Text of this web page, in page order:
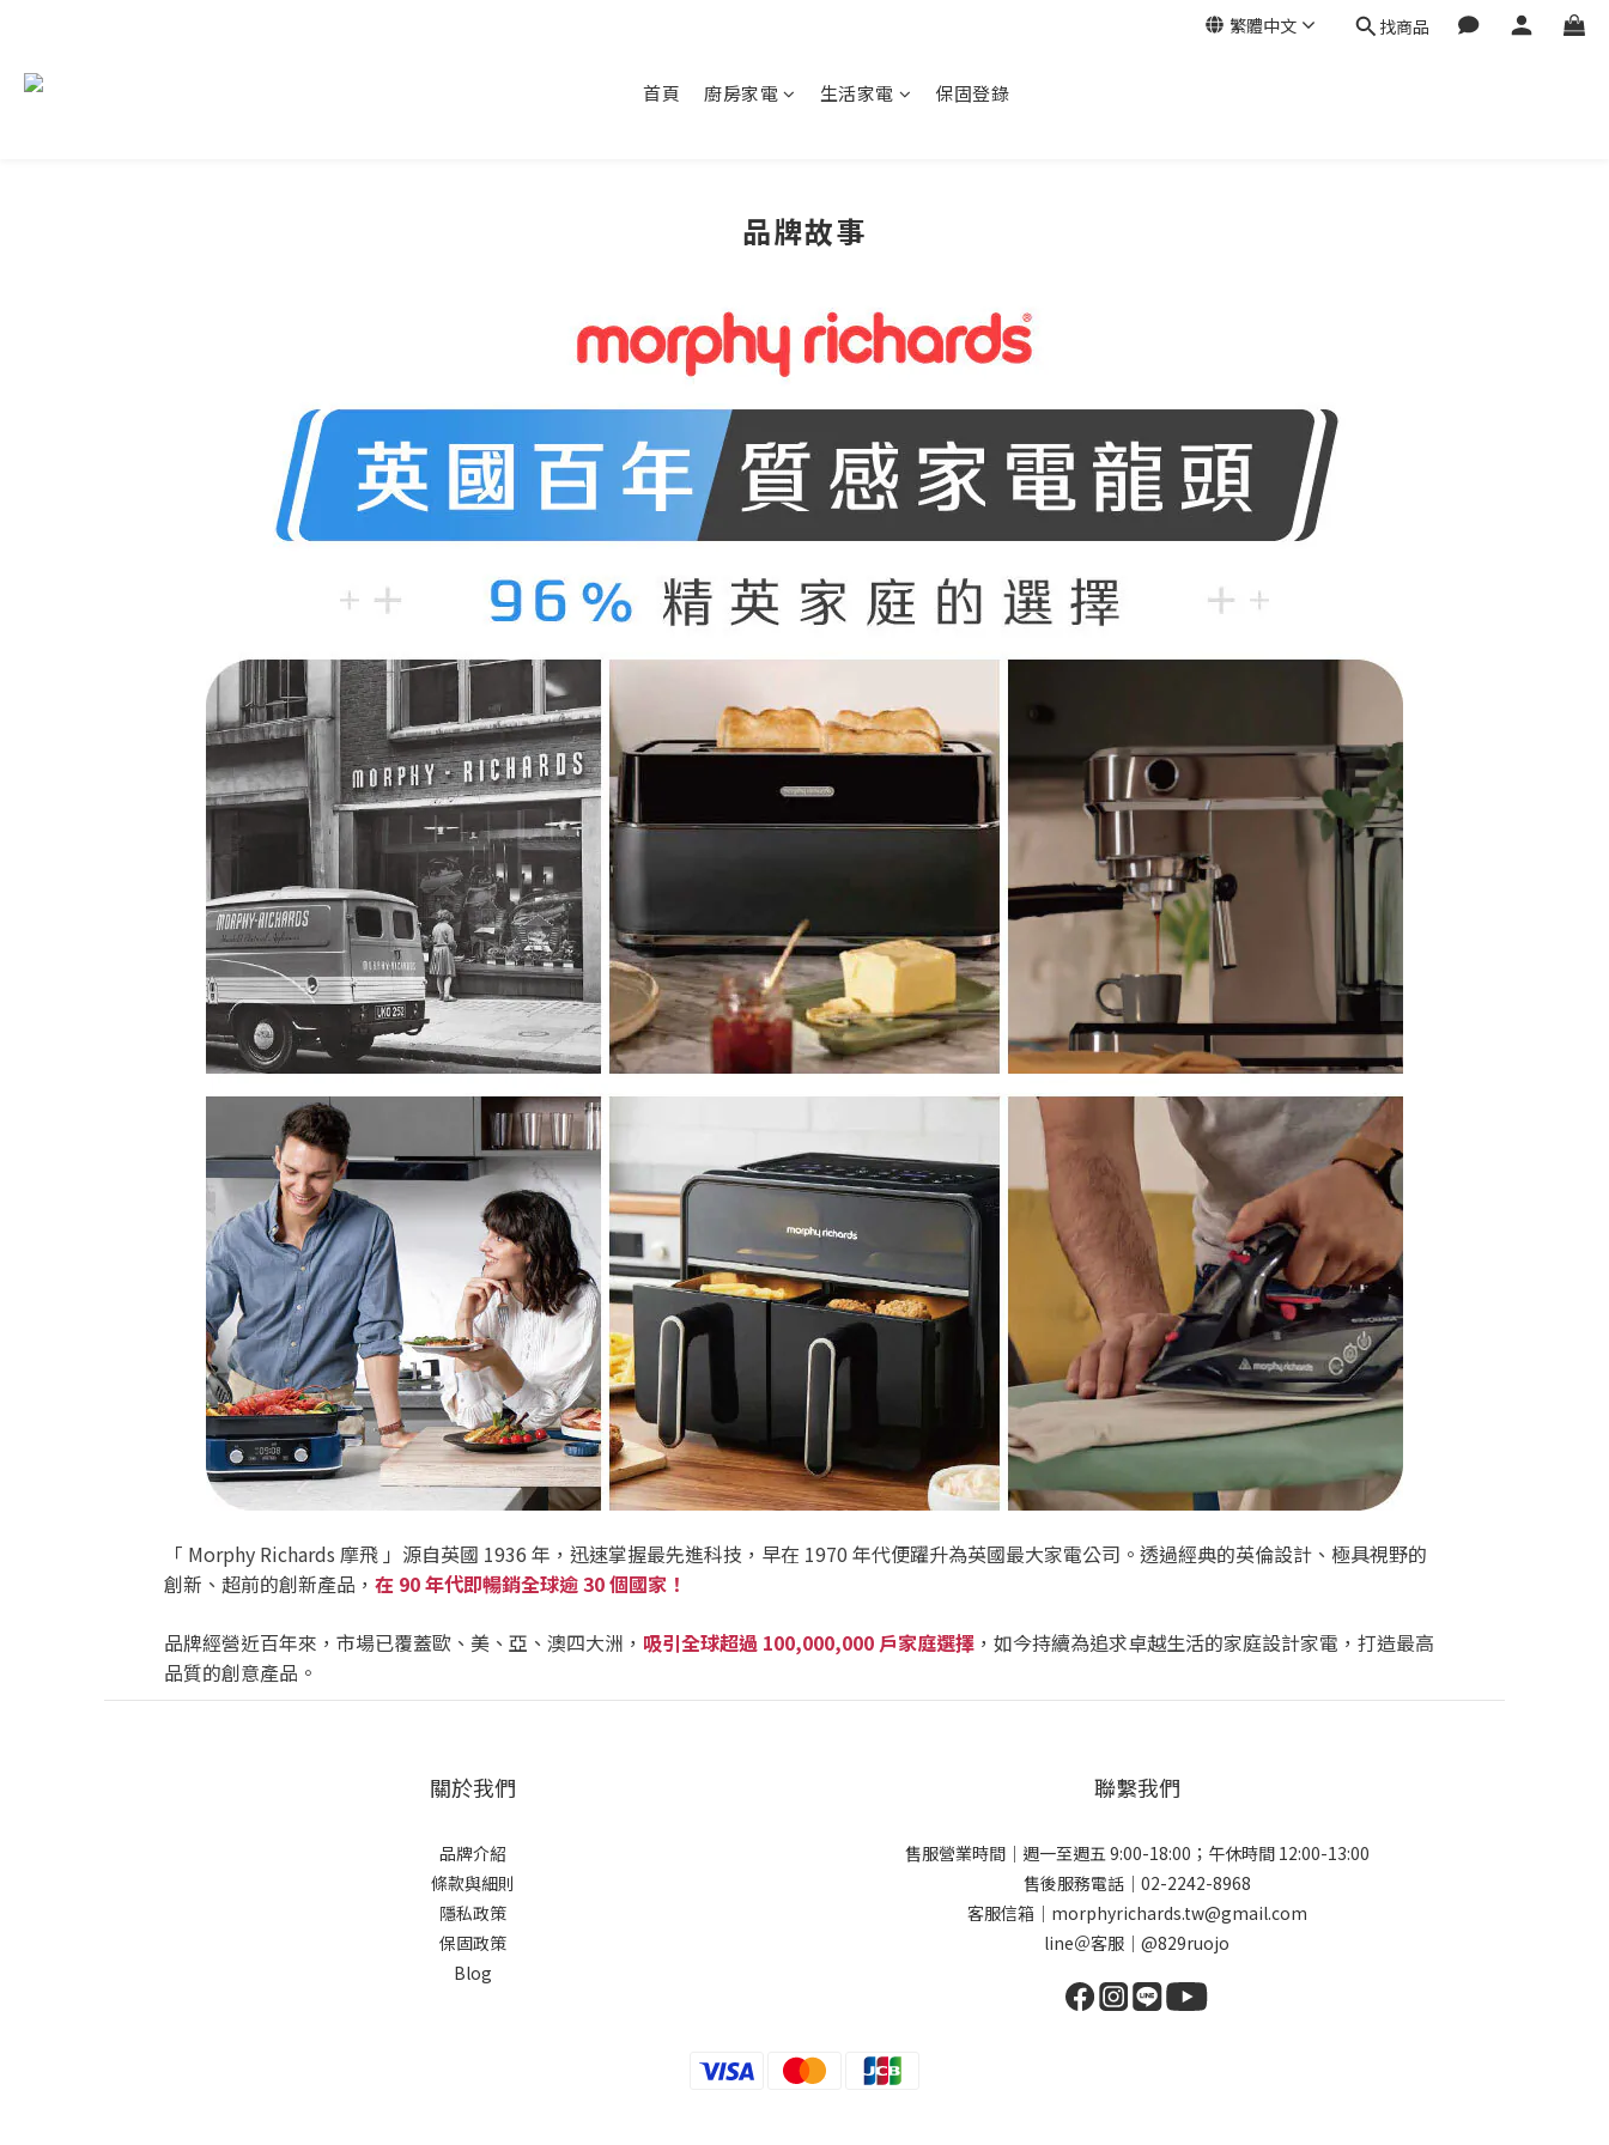
繁體中文 找商品
首頁 廚房家電 生活家電 保固登錄
品牌故事
「 Morphy Richards 摩飛 」源自英國 1936 年，迅速掌握最先進科技，早在 1970 年代便躍升為英國最大家電公司。透過經典的英倫設計、極具視野的
創新、超前的創新產品， 在 90 年代即暢銷全球逾 30 個國家！
品牌經營近百年來，市場已覆蓋歐、美、亞、澳四大洲， 吸引全球超過 100,000,000 戶家庭選擇 ，如今持續為追求卓越生活的家庭設計家電，打造最高
品質的創意產品。
關於我們
品牌介紹
條款與細則
隱私政策
保固政策
Blog
聯繫我們
售服營業時間｜週一至週五 9:00-18:00；午休時間 12:00-13:00
售後服務電話｜02-2242-8968
客服信箱｜morphyrichards.tw@gmail.com
line＠客服｜@829ruojo